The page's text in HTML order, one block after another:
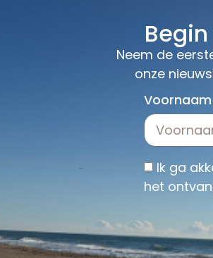
Neem de
onze
Voornaam
Ik ga
het